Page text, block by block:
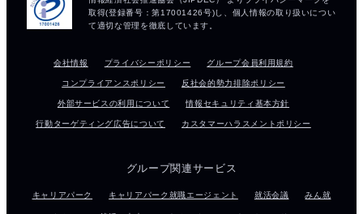
会社情報 プライバシーポリシー グループ会員利用規約
コンプライアンスポリシー 反社会的勢力排除ポリシー
外部サービスの利用について 情報セキュリティ基本方針
行動ターゲティング広告について カスタマーハラスメントポリシー